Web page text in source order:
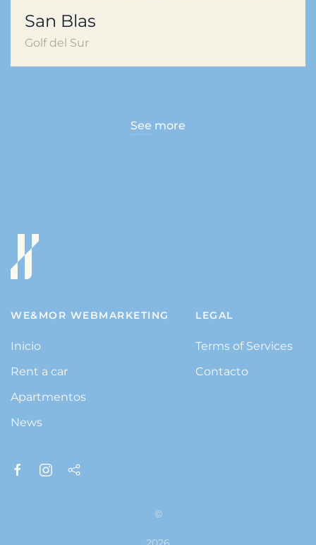
San Blas
Golf del Sur
See more
WE&MOR WEBMARKETING
Inicio
Rent a car
Apartmentos
News
LEGAL
Terms of Services
Contacto
©